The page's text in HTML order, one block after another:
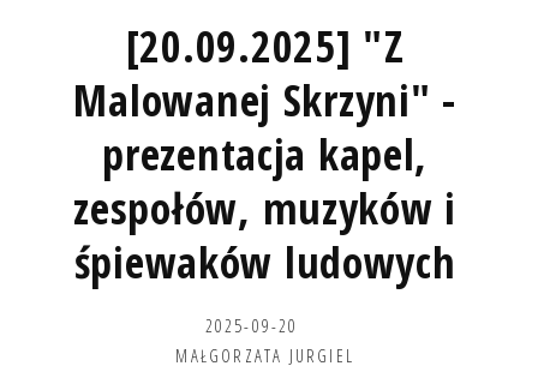
[20.09.2025] "Z
Malowanej Skrzyni" -
prezentacja kapel,
zespołów, muzyków i
śpiewaków ludowych
2025-09-20
MAŁGORZATA JURGIEL